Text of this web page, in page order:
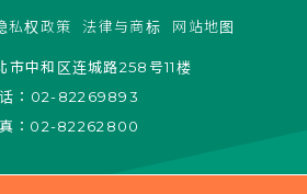
： 02-82269893
市中和区连城路258号11楼
： 02-82262800
私权政策 法律与商标 网站地图